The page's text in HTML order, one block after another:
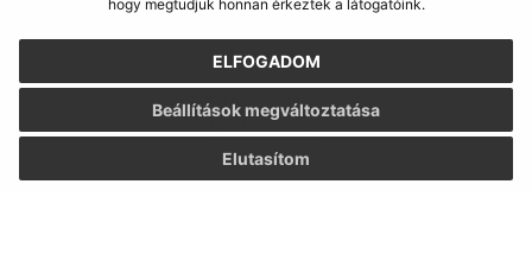
hogy megtudjuk honnan érkeztek a látogatóink.
ELFOGADOM
Elutasítom
Beállítások megváltoztatása
Személyes adatok védelme
Navigáció:
Nyomtatás
Honlap térkép
Sütik